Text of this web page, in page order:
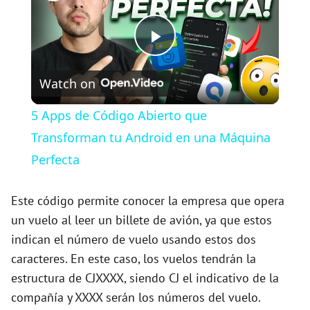
P
l
a
V
i
d
Watch on
5 Apps de Código Abierto que
Transforman tu Android en una Máquina
Perfecta
Este código permite conocer la empresa que opera
un vuelo al leer un billete de avión, ya que estos
indican el número de vuelo usando estos dos
caracteres. En este caso, los vuelos tendrán la
estructura de CJXXXX, siendo CJ el indicativo de la
compañía y XXXX serán los números del vuelo.